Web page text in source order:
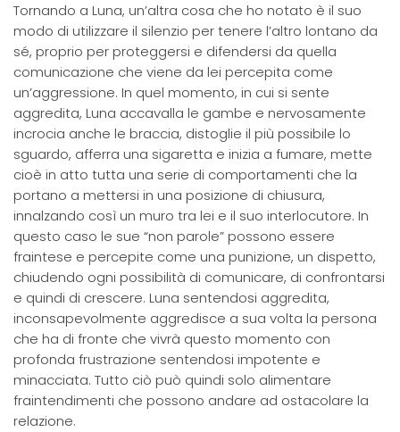
Tornando a Luna, un’altra cosa che ho notato è il suo
modo di utilizzare il silenzio per tenere l’altro lontano da
sé, proprio per proteggersi e difendersi da quella
comunicazione che viene da lei percepita come
un’aggressione. In quel momento, in cui si sente
aggredita, Luna accavalla le gambe e nervosamente
incrocia anche le braccia, distoglie il più possibile lo
sguardo, afferra una sigaretta e inizia a fumare, mette
cioè in atto tutta una serie di comportamenti che la
portano a mettersi in una posizione di chiusura,
innalzando così un muro tra lei e il suo interlocutore. In
questo caso le sue “non parole” possono essere
fraintese e percepite come una punizione, un dispetto,
chiudendo ogni possibilità di comunicare, di confrontarsi
e quindi di crescere. Luna sentendosi aggredita,
inconsapevolmente aggredisce a sua volta la persona
che ha di fronte che vivrà questo momento con
profonda frustrazione sentendosi impotente e
minacciata. Tutto ciò può quindi solo alimentare
fraintendimenti che possono andare ad ostacolare la
relazione.